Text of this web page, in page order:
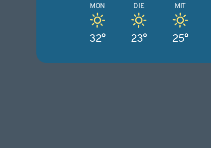
MON
32°
DIE
23°
MIT
25°